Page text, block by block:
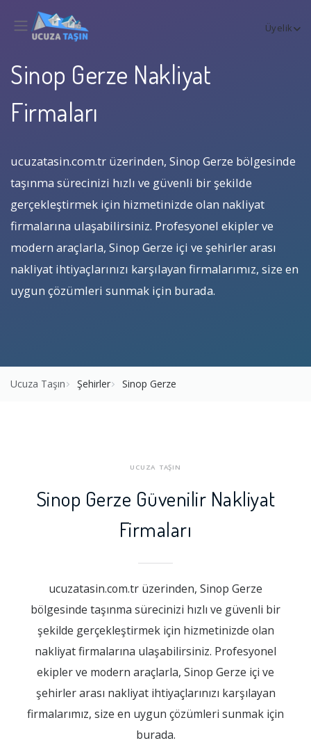
Üyelik
Sinop Gerze Nakliyat
Firmaları
ucuzatasin.com.tr üzerinden, Sinop Gerze bölgesinde
taşınma sürecinizi hızlı ve güvenli bir şekilde
gerçekleştirmek için hizmetinizde olan nakliyat
firmalarına ulaşabilirsiniz. Profesyonel ekipler ve
modern araçlarla, Sinop Gerze içi ve şehirler arası
nakliyat ihtiyaçlarınızı karşılayan firmalarımız, size en
uygun çözümleri sunmak için burada.
Ucuza Taşın Şehirler Sinop Gerze
UCUZA TAŞIN
Sinop Gerze Güvenilir Nakliyat
Firmaları
ucuzatasin.com.tr üzerinden, Sinop Gerze
bölgesinde taşınma sürecinizi hızlı ve güvenli bir
şekilde gerçekleştirmek için hizmetinizde olan
nakliyat firmalarına ulaşabilirsiniz. Profesyonel
ekipler ve modern araçlarla, Sinop Gerze içi ve
şehirler arası nakliyat ihtiyaçlarınızı karşılayan
firmalarımız, size en uygun çözümleri sunmak için
burada.